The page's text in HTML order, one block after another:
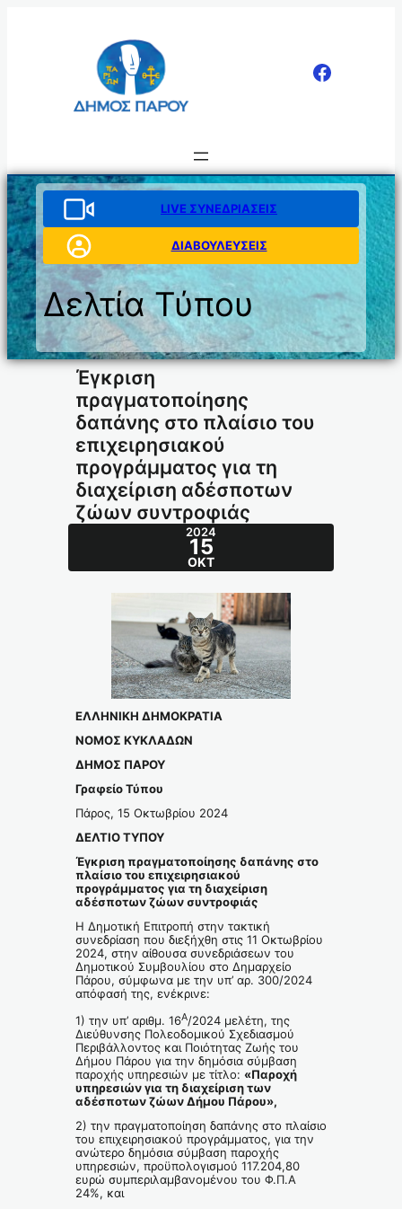
LIVE ΣΥΝΕΔΡΙΑΣΕΙΣ
ΔΙΑΒΟΥΛΕΥΣΕΙΣ
Δελτία Τύπου
Έγκριση
πραγματοποίησης
δαπάνης στο πλαίσιο του
επιχειρησιακού
προγράμματος για τη
διαχείριση αδέσποτων
ζώων συντροφιάς
2024
15
ΟΚΤ
ΕΛΛΗΝΙΚΗ ΔΗΜΟΚΡΑΤΙΑ
ΝΟΜΟΣ ΚΥΚΛΑΔΩΝ
ΔΗΜΟΣ ΠΑΡΟΥ
Γραφείο Τύπου
Πάρος, 15 Οκτωβρίου 2024
ΔΕΛΤΙΟ ΤΥΠΟΥ
Έγκριση πραγματοποίησης δαπάνης στο
πλαίσιο του επιχειρησιακού
προγράμματος για τη διαχείριση
αδέσποτων ζώων συντροφιάς
Η Δημοτική Επιτροπή στην τακτική
συνεδρίαση που διεξήχθη στις 11 Οκτωβρίου
2024, στην αίθουσα συνεδριάσεων του
Δημοτικού Συμβουλίου στο Δημαρχείο
Πάρου, σύμφωνα με την υπ’ αρ. 300/2024
απόφασή της, ενέκρινε:
1) την υπ’ αριθμ. 16Α/2024 μελέτη, της
Διεύθυνσης Πολεοδομικού Σχεδιασμού
Περιβάλλοντος και Ποιότητας Ζωής του
Δήμου Πάρου για την δημόσια σύμβαση
παροχής υπηρεσιών με τίτλο: «Παροχή
υπηρεσιών για τη διαχείριση των
αδέσποτων ζώων Δήμου Πάρου»,
2) την πραγματοποίηση δαπάνης στο πλαίσιο
του επιχειρησιακού προγράμματος, για την
ανώτερο δημόσια σύμβαση παροχής
υπηρεσιών, προϋπολογισμού 117.204,80
ευρώ συμπεριλαμβανομένου του Φ.Π.Α
24%, και